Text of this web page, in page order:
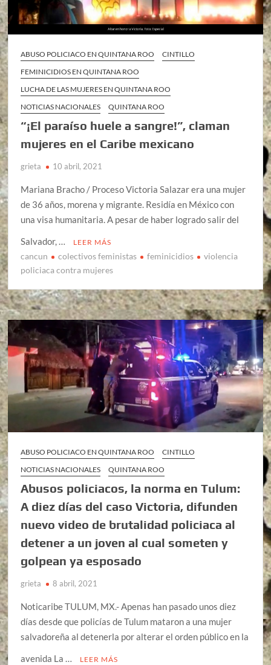
ABUSO POLICIACO EN QUINTANA ROO
CINTILLO
FEMINICIDIOS EN QUINTANA ROO
LUCHA DE LAS MUJERES EN QUINTANA ROO
NOTICIAS NACIONALES
QUINTANA ROO
“¡El paraíso huele a sangre!”, claman
mujeres en el Caribe mexicano
grieta 10 abril, 2021
Mariana Bracho / Proceso Victoria Salazar era una mujer
de 36 años, morena y migrante. Residía en México con
una visa humanitaria. A pesar de haber logrado salir del
Salvador, …
LEER MÁS
cancun colectivos feministas feminicidios
violencia
policiaca contra mujeres
ABUSO POLICIACO EN QUINTANA ROO
CINTILLO
NOTICIAS NACIONALES
QUINTANA ROO
Abusos policiacos, la norma en Tulum:
A diez días del caso Victoria, difunden
nuevo video de brutalidad policiaca al
detener a un joven al cual someten y
golpean ya esposado
grieta 8 abril, 2021
Noticaribe TULUM, MX.- Apenas han pasado unos diez
días desde que policías de Tulum mataron a una mujer
salvadoreña al detenerla por alterar el orden público en la
avenida La …
LEER MÁS